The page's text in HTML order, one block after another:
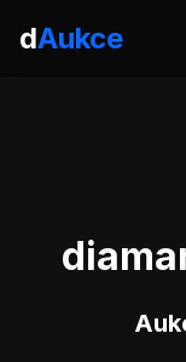
dAukce